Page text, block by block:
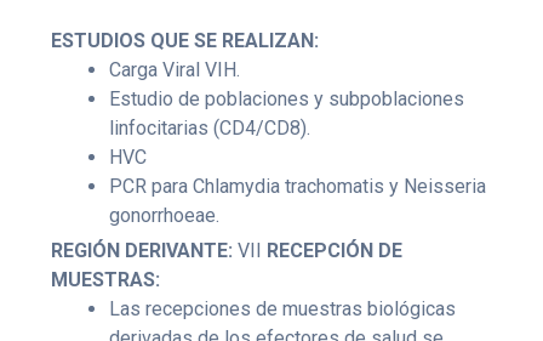
ESTUDIOS QUE SE REALIZAN:
Carga Viral VIH.
Estudio de poblaciones y subpoblaciones
linfocitarias (CD4/CD8).
HVC
PCR para Chlamydia trachomatis y Neisseria
gonorrhoeae.
REGIÓN DERIVANTE: VII RECEPCIÓN DE
MUESTRAS:
Las recepciones de muestras biológicas